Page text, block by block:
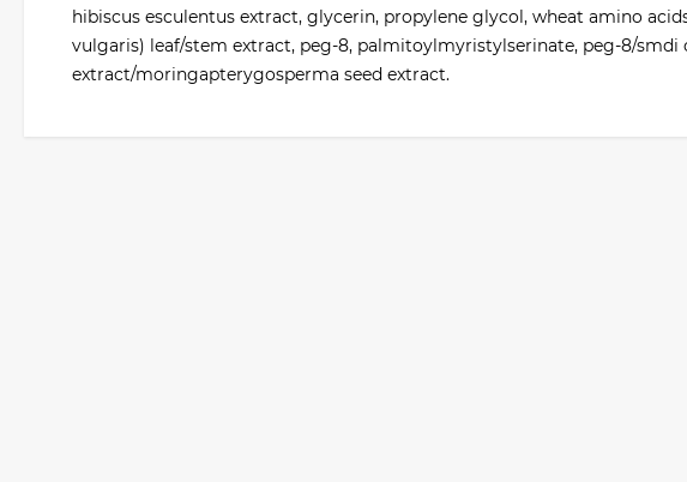
hibiscus esculentus extract, glycerin, propylene glycol, wheat amino
vulgaris) leaf/stem extract, peg-8, palmitoylmyristylserinate, peg-8/
extract/moringapterygosperma seed extract.